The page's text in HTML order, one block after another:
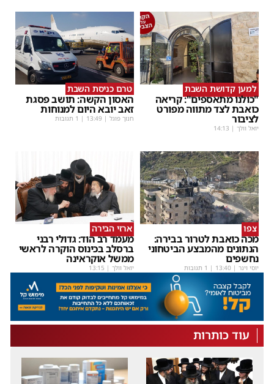
למען קדושת השבת
"כולנו מתאספים": קריאה
כואבת לצד מתווה מפורט
לציבור
יואל וולך |
14:13
טרם כניסת השבת
האסון הקשה: תושב פסגת
זאב יובא היום למנוחות
חנוך פוגל |
13:49 | 1 תגובות
צפו
מכה כואבת לטרור בבירה:
הנתונים מהמבצע הביטחוני
נחשפים
יוסי וינר |
13:40 | 1 תגובות
ארזי הבירה
מעמד רב הוד: גדולי רבני
ברסלב בכינוס הוקרה לראשי
ממשל אוקראינה
יואל וולך |
13:15
עוד כותרות